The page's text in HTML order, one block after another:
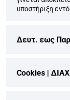
υποστήριξη
Δευτ. εως
Cookies |